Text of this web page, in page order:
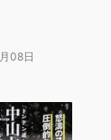
08日